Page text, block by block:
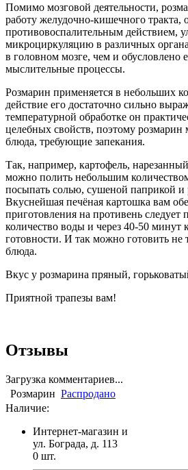
Помимо мозговой деятельности,
работу желудочно-кишечного тракта,
противовоспалительным действием,
микроциркуляцию в различных
в головном мозге, чем и обусловлено
мыслительные процессы.
Розмарин применяется в небольших
действие его достаточно сильно
температурной обработке он
целебных свойств, поэтому розмарин
блюда, требующие запекания.
Так, например, картофель,
можно полить небольшим
посыпать солью, сушеной паприкой и
Вкуснейшая печёная картошка вам
приготовления на противень следует
количество воды и через 40-50 минут
готовности. И так можно готовить не
блюда.
Вкус у розмарина пряный,
Приятной трапезы вам!
Отзывы
Загрузка комментариев...
Розмарин Распродано
Наличие:
Интернет-магазин и
ул. Бограда, д. 113
0 шт.